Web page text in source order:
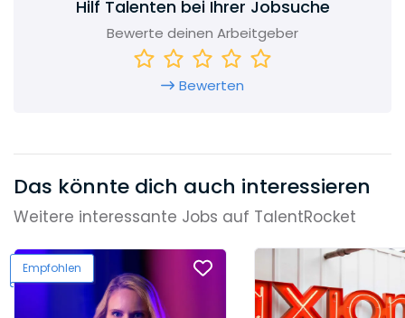
Hilf Talenten bei Ihrer Jobsuche
Bewerte deinen Arbeitgeber
Bewerten
Das könnte dich auch interessieren
Weitere interessante Jobs auf TalentRocket
Empfohlen